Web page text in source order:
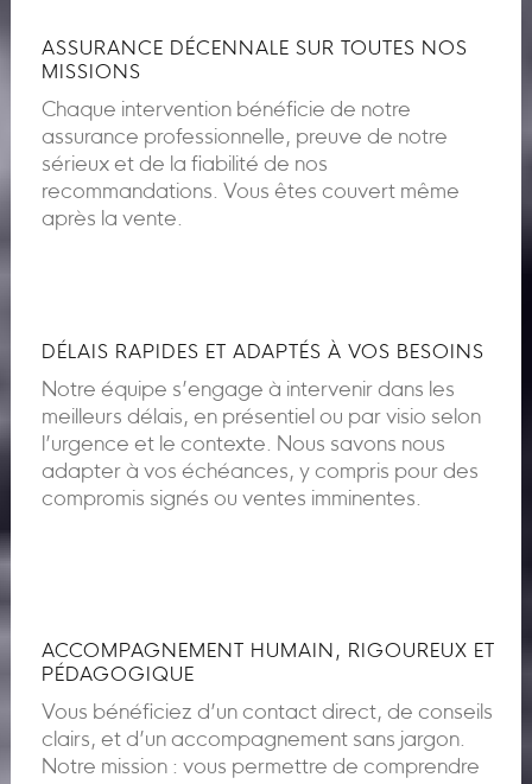
ASSURANCE DÉCENNALE SUR TOUTES NOS
MISSIONS
Chaque intervention bénéficie de notre
assurance professionnelle, preuve de notre
sérieux et de la fiabilité de nos
recommandations. Vous êtes couvert même
après la vente.
DÉLAIS RAPIDES ET ADAPTÉS À VOS BESOINS
Notre équipe s’engage à intervenir dans les
meilleurs délais, en présentiel ou par visio selon
l’urgence et le contexte. Nous savons nous
adapter à vos échéances, y compris pour des
compromis signés ou ventes imminentes.
ACCOMPAGNEMENT HUMAIN, RIGOUREUX ET
PÉDAGOGIQUE
Vous bénéficiez d’un contact direct, de conseils
clairs, et d’un accompagnement sans jargon.
Notre mission : vous permettre de comprendre